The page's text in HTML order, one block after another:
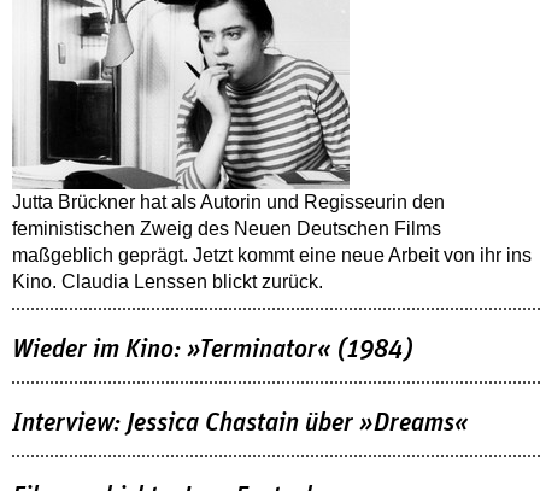
Jutta Brückner hat als Autorin und Regisseurin den
feministischen Zweig des Neuen Deutschen Films
maßgeblich geprägt. Jetzt kommt eine neue Arbeit von ihr ins
Kino. Claudia Lenssen blickt zurück.
Wieder im Kino: »Terminator« (1984)
Interview: Jessica Chastain über »Dreams«